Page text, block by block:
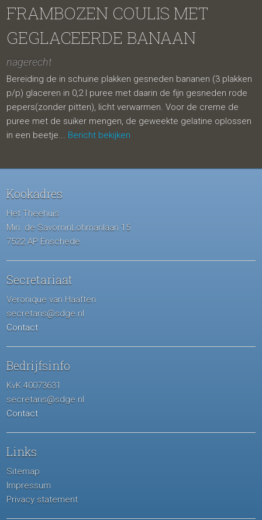
FRAMBOZEN COULIS MET
GEGLACEERDE BANAAN
nagerecht
Bereiding de in schuine plakken gesneden bananen (3 plakken
p/p) glaceren in 0,2 l puree met daarin de fijn gesneden rode
pepers(zonder pitten), licht verwarmen. Voor de creme de
puree met de suiker mengen, de geweekte gelatine oplossen
in een beetje... Bericht bekijken
Kookadres
Het Theehuis
Min. de SavorninLohmanlaan 15
7522 AP Enschede
Secretariaat
Veronique van Haaften
secretaris@sdge.nl
Contact
Bedrijfsinfo
KvK 40073631
secretaris@sdge.nl
Contact
Links
Sitemap
Impressum
Privacy statement